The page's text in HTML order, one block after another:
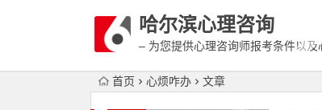
哈尔滨心理咨询
– 为您提供心理咨询师报考条件以及
首页 心烦咋办 文章